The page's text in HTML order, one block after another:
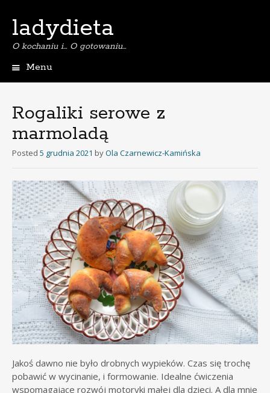
ladydieta
O kochaniu i… O gotowaniu…
Menu
i
p
t
o
c
o
n
t
e
n
t
Rogaliki serowe z
marmoladą
Posted 5 grudnia 2021 byOla Czarnewicz-Kamińska
Jakoś dawno nie było drobnych wypieków. Czas się trochę
pobawić w wycinanie, i formowanie. Idealne ćwiczenia
wspomagające rozwój motoryki małej dla dzieci. A dla mnie